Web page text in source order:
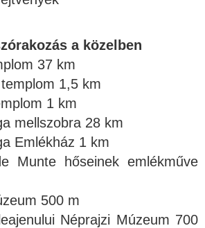
a közelben
37 km
1,5 km
1 km
mellszobra 28 km
Emlékház 1 km
Munte hőseinek emlékműve
500 m
Néprajzi Múzeum 700